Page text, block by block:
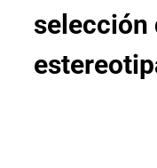
selección